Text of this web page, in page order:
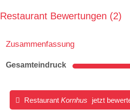
Restaurant Bewertungen 2
Zusammenfassung
Gesamteindruck
Restaurant Kornhus jetzt